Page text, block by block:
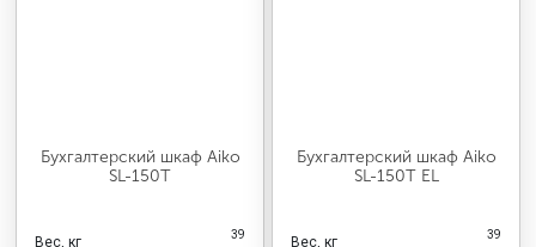
Бухгалтерский шкаф Aiko
SL-150Т
Вес, кг 39
Бухгалтерский шкаф Aiko
SL-150Т EL
Вес, кг 39